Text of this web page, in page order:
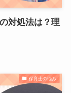
対処法は？理
保育士の悩み